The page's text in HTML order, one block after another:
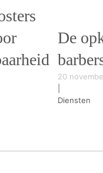
De
20
Diensten